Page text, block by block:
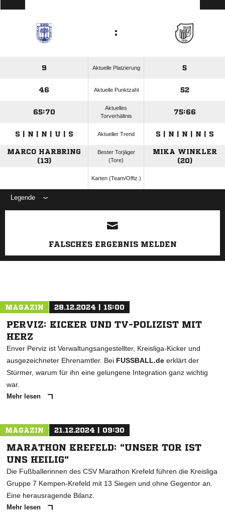
:
9 Aktuelle Platzierung 5
46 Aktuelle Punktzahl 52
65:70
Aktuelles
Torverhältnis
75:66
S | N | N | U | S Aktueller Trend S | N | N | N | S
MARCO HARBRING
(13)
Bester Torjäger
(Tore)
MIKA WINKLER
(20)
Karten (Team/Offiz.)
Legende
ANZEIGE
FALSCHES ERGEBNIS MELDEN
MAGAZIN 28.12.2024 | 15:00
PERVIZ: KICKER UND TV-POLIZIST MIT
HERZ
Enver Perviz ist Verwaltungsangestellter, Kreisliga-Kicker und
ausgezeichneter Ehrenamtler. Bei FUSSBALL.de erklärt der
Stürmer, warum für ihn eine gelungene Integration ganz wichtig
war.
Mehr lesen
MAGAZIN 21.12.2024 | 09:30
MARATHON KREFELD: "UNSER TOR IST
UNS HEILIG"
Die Fußballerinnen des CSV Marathon Krefeld führen die Kreisliga
Gruppe 7 Kempen-Krefeld mit 13 Siegen und ohne Gegentor an.
Eine herausragende Bilanz.
Mehr lesen